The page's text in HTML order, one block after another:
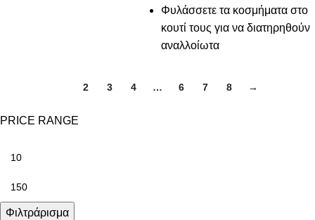
PRICE RANGE
Φιλτράρισμα
Φυλάσσετε τα κοσμήματα στο
κουτί τους για να διατηρηθούν
αναλλοίωτα
2 3 4 … 6 7 8 →